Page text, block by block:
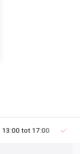
13:00 tot 17:00